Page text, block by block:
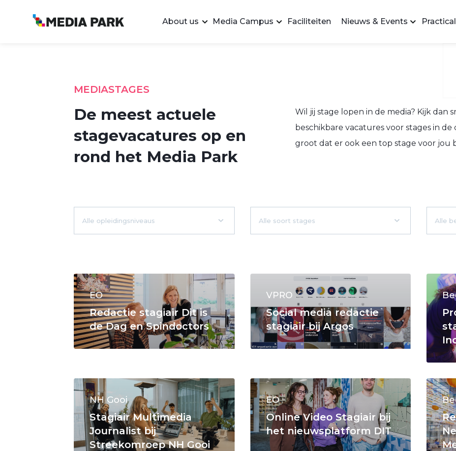
About us Media Campus Faciliteiten Nieuws & Events
MEDIASTAGES
De meest actuele
stagevacatures op en
rond het Media Park
Wil jij stage lopen in de media? Kijk dan
beschikbare vacatures voor stages in de
groot dat er ook een top stage voor jou
EO
Redactie stagiair Dit is
de Dag en Spindoctors
VPRO
Social media redactie
stagiair bij Argos
NH Gooi
Stagiair Multimedia
Journalist bij
Streekomroep NH Gooi
EO
Online Video Stagiair bij
het nieuwsplatform DIT